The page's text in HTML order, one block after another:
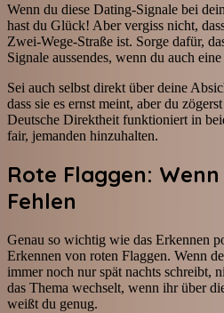
Wenn du diese Dating-Signale bei
hast du Glück! Aber vergiss nicht,
Zwei-Wege-Straße ist. Sorge dafür,
Signale aussendes, wenn du auch
Sei auch selbst direkt über deine
dass sie es ernst meint, aber du
Deutsche Direktheit funktioniert in
fair, jemanden hinzuhalten.
Rote Flaggen:
Fehlen
Genau so wichtig wie das Erkennen
Erkennen von roten Flaggen. Wenn
immer noch nur spät nachts schreibt,
das Thema wechselt, wenn ihr über
weißt du genug.